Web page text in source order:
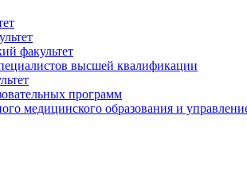
факультет
высшей квалификации
программ
медицинского образования и